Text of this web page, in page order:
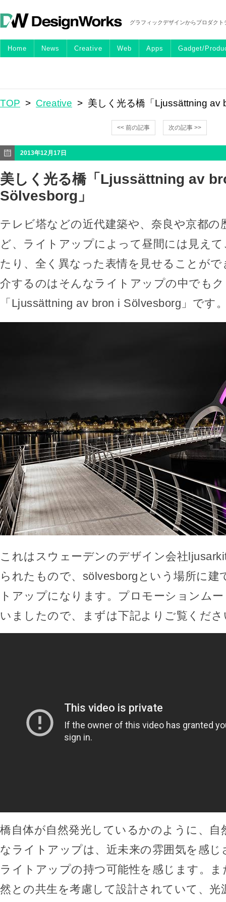
グラフィックデザインからプロダク
Home News Creative Web Apps Gadget/
TOP > Creative > 美しく光る橋「Ljussättning av
<< 前の記事 次の記事 >>
2013年12月17日
美しく光る橋「Ljussättning av
Sölvesborg」
テレビ塔などの近代建築や、奈良や京都の
ど、ライトアップによって昼間には見え
たり、全く異なった表情を見せることが
介するのはそんなライトアップの中でも
「Ljussättning av bron i Sölvesborg」です
これはスウェーデンのデザイン会社
られたもので、sölvesborgという場所に建
トアップになります。プロモーションム
いましたので、まずは下記よりご覧くださ
橋自体が自然発光しているかのように、自
なライトアップは、近未来の雰囲気を感
ライトアップの持つ可能性を感じます。
然との共生を考慮して設計されていて、光